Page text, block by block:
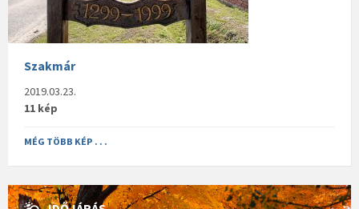
Szakmár
2019.03.23.
11 kép
MÉG TÖBB KÉP . . .